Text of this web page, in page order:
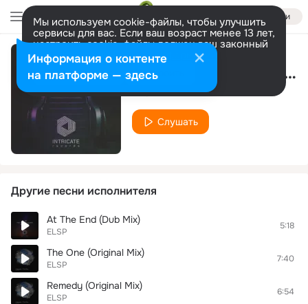
Войти
Мы используем cookie-файлы, чтобы улучшить
сервисы для вас. Если ваш возраст менее 13 лет,
настроить cookie-файлы должен ваш законный
представитель. Больше информации
Разрешить все Настроить Get Out (Original Mix Edit)
ELSP
Слушать
Другие песни исполнителя
At The End (Dub Mix)
ELSP
5:18
The One (Original Mix)
ELSP
7:40
Remedy (Original Mix)
ELSP
6:54
Информация о контенте
на платформе — здесь